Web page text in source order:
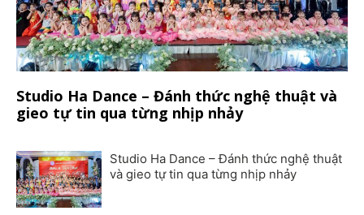
Studio Ha Dance – Đánh thức nghệ thuật và
gieo tự tin qua từng nhịp nhảy
Studio Ha Dance – Đánh thức nghệ thuật
và gieo tự tin qua từng nhịp nhảy